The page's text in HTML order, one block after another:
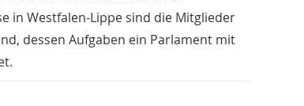
in Westfalen-Lippe sind die Mitglieder
dessen Aufgaben ein Parlament mit